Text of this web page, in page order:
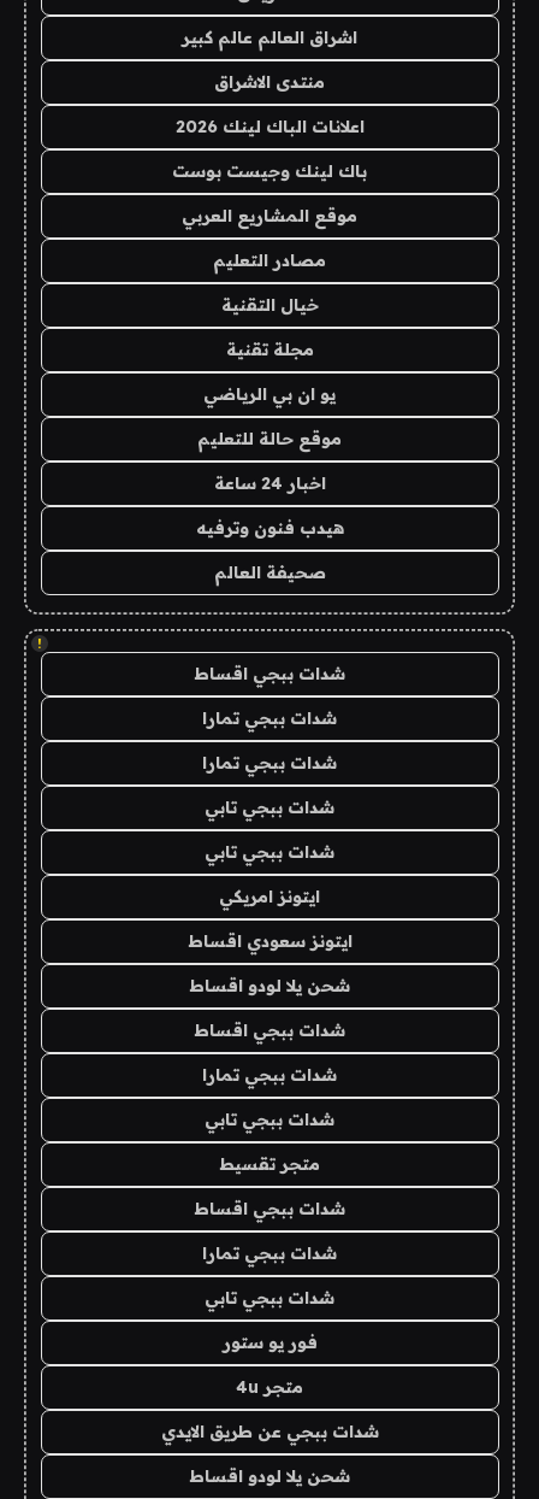
اشراق العالم عالم كبير
منتدى الاشراق
اعلانات الباك لينك 2026
باك لينك وجيست بوست
موقع المشاريع العربي
مصادر التعليم
خيال التقنية
مجلة تقنية
يو ان بي الرياضي
موقع حالة للتعليم
اخبار 24 ساعة
هيدب فنون وترفيه
صحيفة العالم
!
شدات ببجي اقساط
شدات ببجي تمارا
شدات ببجي تمارا
شدات ببجي تابي
شدات ببجي تابي
ايتونز امريكي
ايتونز سعودي اقساط
شحن يلا لودو اقساط
شدات ببجي اقساط
شدات ببجي تمارا
شدات ببجي تابي
متجر تقسيط
شدات ببجي اقساط
شدات ببجي تمارا
شدات ببجي تابي
فور يو ستور
متجر 4u
شدات ببجي عن طريق الايدي
شحن يلا لودو اقساط